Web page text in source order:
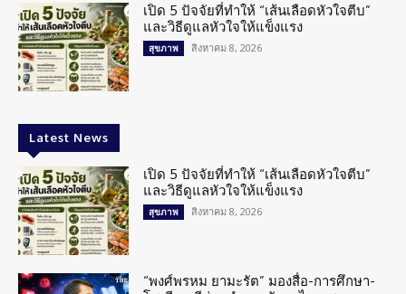
เปิด 5 ปัจจัยที่ทำให้ “เส้นเลือดหัวใจตีบ”
และวิธีดูแลหัวใจให้แข็งแรง
สุขภาพ สิงหาคม 8, 2026
Latest News
เปิด 5 ปัจจัยที่ทำให้ “เส้นเลือดหัวใจตีบ”
และวิธีดูแลหัวใจให้แข็งแรง
สุขภาพ สิงหาคม 8, 2026
“พงศ์พรหม ยามะรัต” มองสื่อ-การศึกษา-